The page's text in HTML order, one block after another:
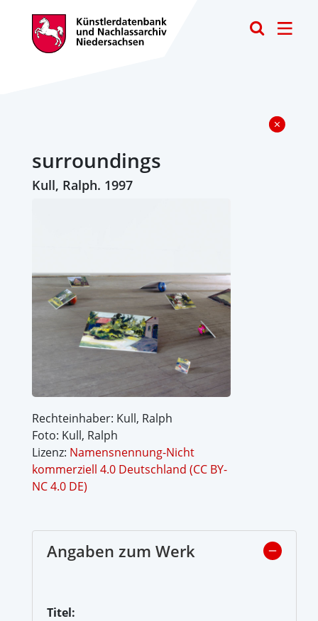
surroundings
Kull, Ralph. 1997
Rechteinhaber: Kull, Ralph
Foto: Kull, Ralph
Lizenz: Namensnennung-Nicht
kommerziell 4.0 Deutschland (CC BY-
NC 4.0 DE)
Angaben zum Werk
Titel: